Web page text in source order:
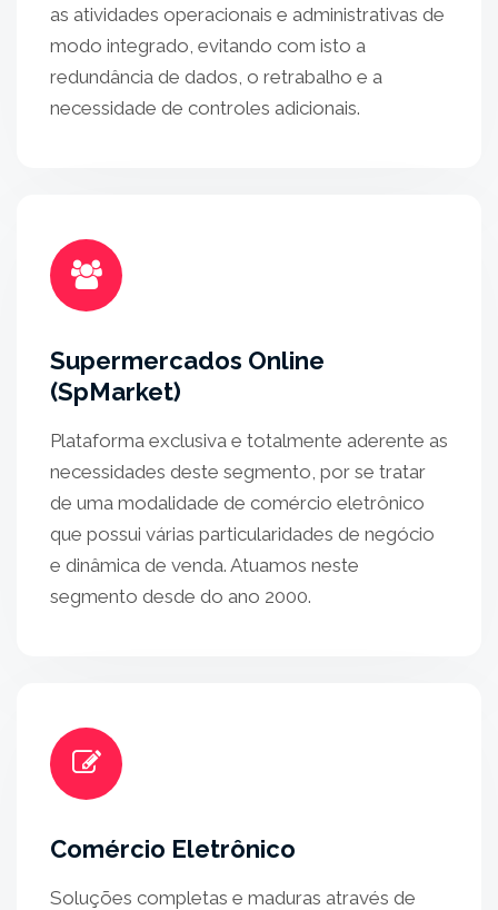
as atividades operacionais e administrativas de
modo integrado, evitando com isto a
redundância de dados, o retrabalho e a
necessidade de controles adicionais.
Supermercados Online
(SpMarket)
Plataforma exclusiva e totalmente aderente as
necessidades deste segmento, por se tratar
de uma modalidade de comércio eletrônico
que possui várias particularidades de negócio
e dinâmica de venda. Atuamos neste
segmento desde do ano 2000.
Comércio Eletrônico
Soluções completas e maduras através de